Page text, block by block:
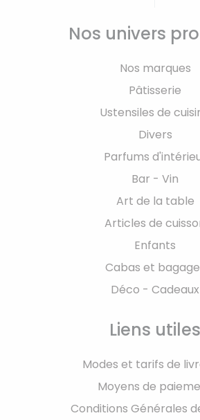
Nos univers
Nos marques
Pâtisserie
Ustensiles de
Divers
Parfums
Bar - Vin
Art de la table
Articles de
Enfants
Cabas et
Déco - Cadeaux
Liens utiles
Modes et tarifs de
Moyens de
Conditions Générales